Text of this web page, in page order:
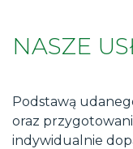
NASZE
Podstawą
oraz
indywidualnie